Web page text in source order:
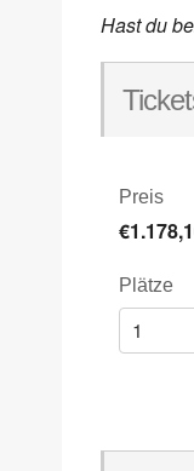
Hast du
Preis
Plätze